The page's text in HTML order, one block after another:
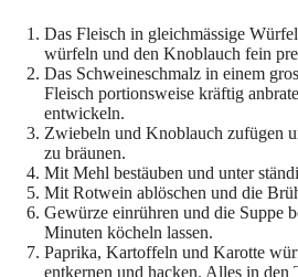
Das Fleisch in gleichmässige
würfeln und den Knoblauch fein
Das Schweineschmalz in einem
Fleisch portionsweise kräftig
entwickeln.
Zwiebeln und Knoblauch zufügen
zu bräunen.
Mit Mehl bestäuben und unter
Mit Rotwein ablöschen und die
Gewürze einrühren und die Suppe
Minuten köcheln lassen.
Paprika, Kartoffeln und Karotte
entkernen und hacken. Alles in den